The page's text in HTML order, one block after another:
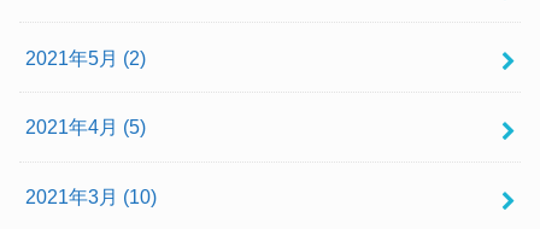
2021年5月 (2)
2021年4月 (5)
2021年3月 (10)